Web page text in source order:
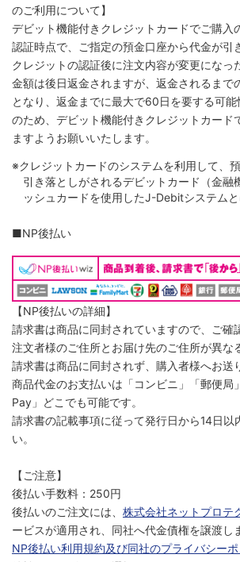
のご利用について】
デビット機能付きクレジットカードでご購入
認証時点で、ご指定の預金口座から代金が引
クレジットの認証後に注文内容が変更になっ
金額は後日返金されますが、返金されるまで
となり、返金までに最大で60日を要する可
のため、デビット機能付きクレジットカード
ますようお願いいたします。
※クレジットカードのシステムを利用して、
引き落としがされるデビットカード（金融
ッシュカードを使用したJ-Debitシステムと
■NP後払い
【NP後払いの詳細】
請求書は商品に同封されていますので、ご確
注文者様のご住所とお届け先のご住所が異な
請求書は商品に同封されず、購入者様へお送
商品代金のお支払いは「コンビニ」「郵便局
Pay」どこでも可能です。
請求書の記載事項に従って発行日から14日以
い。
【ご注意】
後払い手数料：250円
後払いのご注文には、 株式会社ネットプロテ
ービスが適用され、同社へ代金債権を譲渡し
NP後払い利用規約及び同社のプライバシー